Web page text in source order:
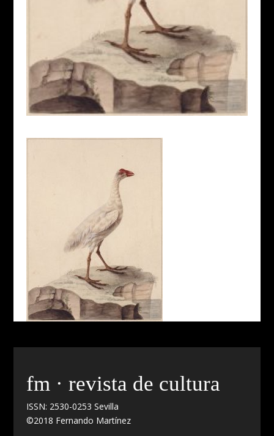
fm · revista de cultura
ISSN: 2530-0253 Sevilla
©2018 Fernando Martínez